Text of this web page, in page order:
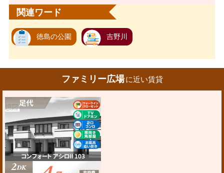
関連ワード
徳島の公園 吉野川
ファミリー広場 に近い賃貸